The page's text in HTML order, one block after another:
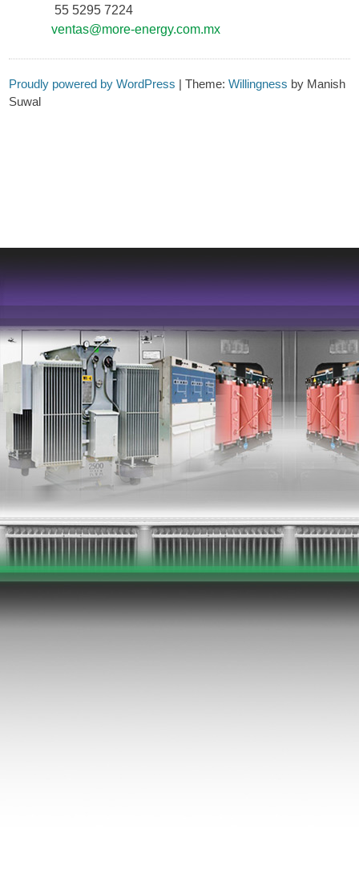
55 5295 7224
ventas@more-energy.com.mx
Proudly powered by WordPress |Theme:Willingness by Manish
Suwal